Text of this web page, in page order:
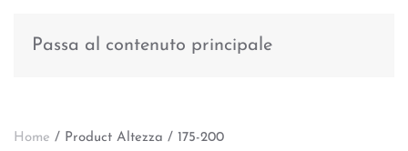
Passa al contenuto principale
Home / Product Altezza / 175-200